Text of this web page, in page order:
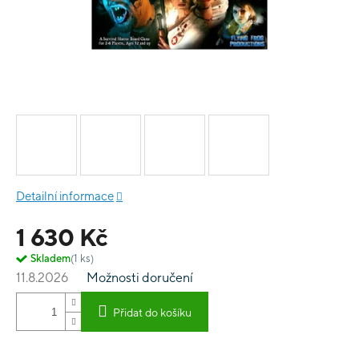
1 630 Kč
Skladem(1 ks)
11.8.2026 Možnosti doručení
Přidat do košíku
Detailní informace